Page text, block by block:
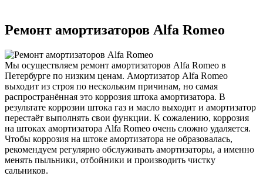
Ремонт амортизаторов Alfa Romeo
Мы осуществляем ремонт амортизаторов Alfa Romeo в
Петербурге по низким ценам. Амортизатор Alfa Romeo
выходит из строя по нескольким причинам, но самая
распространённая это коррозия штока амортизатора. В
результате коррозии штока газ и масло выходит и амортизатор
перестаёт выполнять свои функции. К сожалению, коррозия
на штоках амортизатора Alfa Romeo очень сложно удаляется.
Чтобы коррозия на штоке амортизатора не образовалась,
рекомендуем регулярно обслуживать амортизаторы, а именно
менять пыльники, отбойники и производить чистку
сальников.